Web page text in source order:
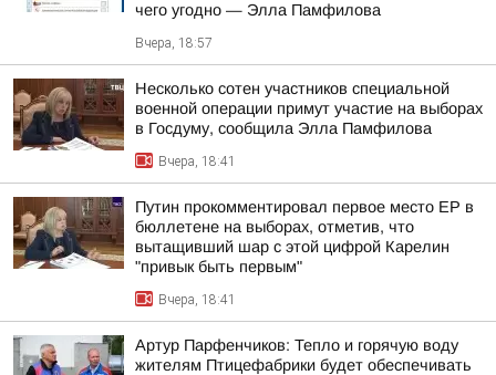
чего угодно — Элла Памфилова
Вчера, 18:57
Несколько сотен участников специальной
военной операции примут участие на выборах
в Госдуму, сообщила Элла Памфилова
Вчера, 18:41
Путин прокомментировал первое место ЕР в
бюллетене на выборах, отметив, что
вытащивший шар с этой цифрой Карелин
"привык быть первым"
Вчера, 18:41
Артур Парфенчиков: Тепло и горячую воду
жителям Птицефабрики будет обеспечивать